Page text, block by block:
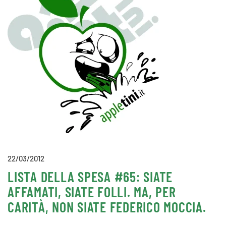
22/03/2012
LISTA DELLA SPESA #65: SIATE
AFFAMATI, SIATE FOLLI. MA, PER
CARITÀ, NON SIATE FEDERICO MOCCIA.